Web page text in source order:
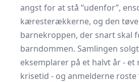
angst for at stå “udenfor”,
kæresterækkerne, og den
barnekroppen, der snart skal
barndommen. Samlingen
eksemplarer på et halvt år - et
krisetid - og anmelderne roste